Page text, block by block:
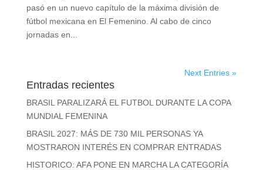
pasó en un nuevo capítulo de la máxima división de
fútbol mexicana en El Femenino. Al cabo de cinco
jornadas en...
Next Entries »
Entradas recientes
BRASIL PARALIZARÁ EL FUTBOL DURANTE LA COPA
MUNDIAL FEMENINA
BRASIL 2027: MÁS DE 730 MIL PERSONAS YA
MOSTRARON INTERÉS EN COMPRAR ENTRADAS
HISTORICO: AFA PONE EN MARCHA LA CATEGORÍA